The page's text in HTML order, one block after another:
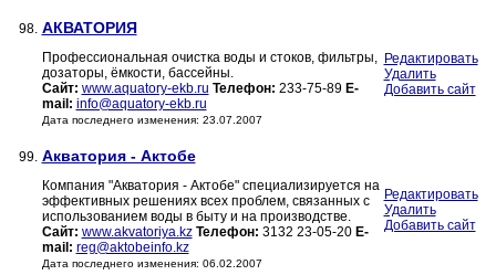
98. АКВАТОРИЯ
Профессиональная очистка воды и стоков, фильтры,
дозаторы, ёмкости, бассейны.
Сайт: www.aquatory-ekb.ru Телефон: 233-75-89 E-
mail: info@aquatory-ekb.ru
Дата последнего изменения: 23.07.2007
Редактировать
Удалить
Добавить сайт
99. Акватория - Актобе
Компания "Акватория - Актобе" специализируется на
эффективных решениях всех проблем, связанных с
использованием воды в быту и на производстве.
Сайт: www.akvatoriya.kz Телефон: 3132 23-05-20 E-
mail: reg@aktobeinfo.kz
Дата последнего изменения: 06.02.2007
Редактировать
Удалить
Добавить сайт